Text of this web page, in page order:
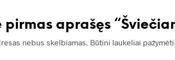
pirmas aprašęs
nebus skelbiamas. Būtini laukeliai pažymėti